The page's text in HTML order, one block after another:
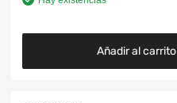
Añadir al carrito